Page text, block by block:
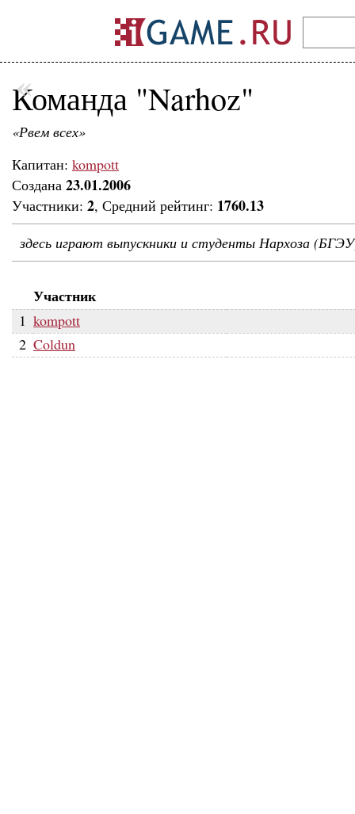
Команда "Narhoz"
«Рвем всех»
Капитан: kompott
Создана 23.01.2006
Участники: 2, Средний рейтинг: 1760.13
здесь играют выпускники и студенты Нархоза
Участник
1 kompott
2 Coldun
«